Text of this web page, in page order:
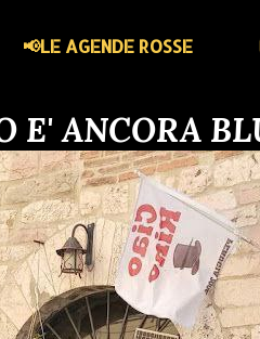
📢LE AGENDE ROSSE
E' ANCORA